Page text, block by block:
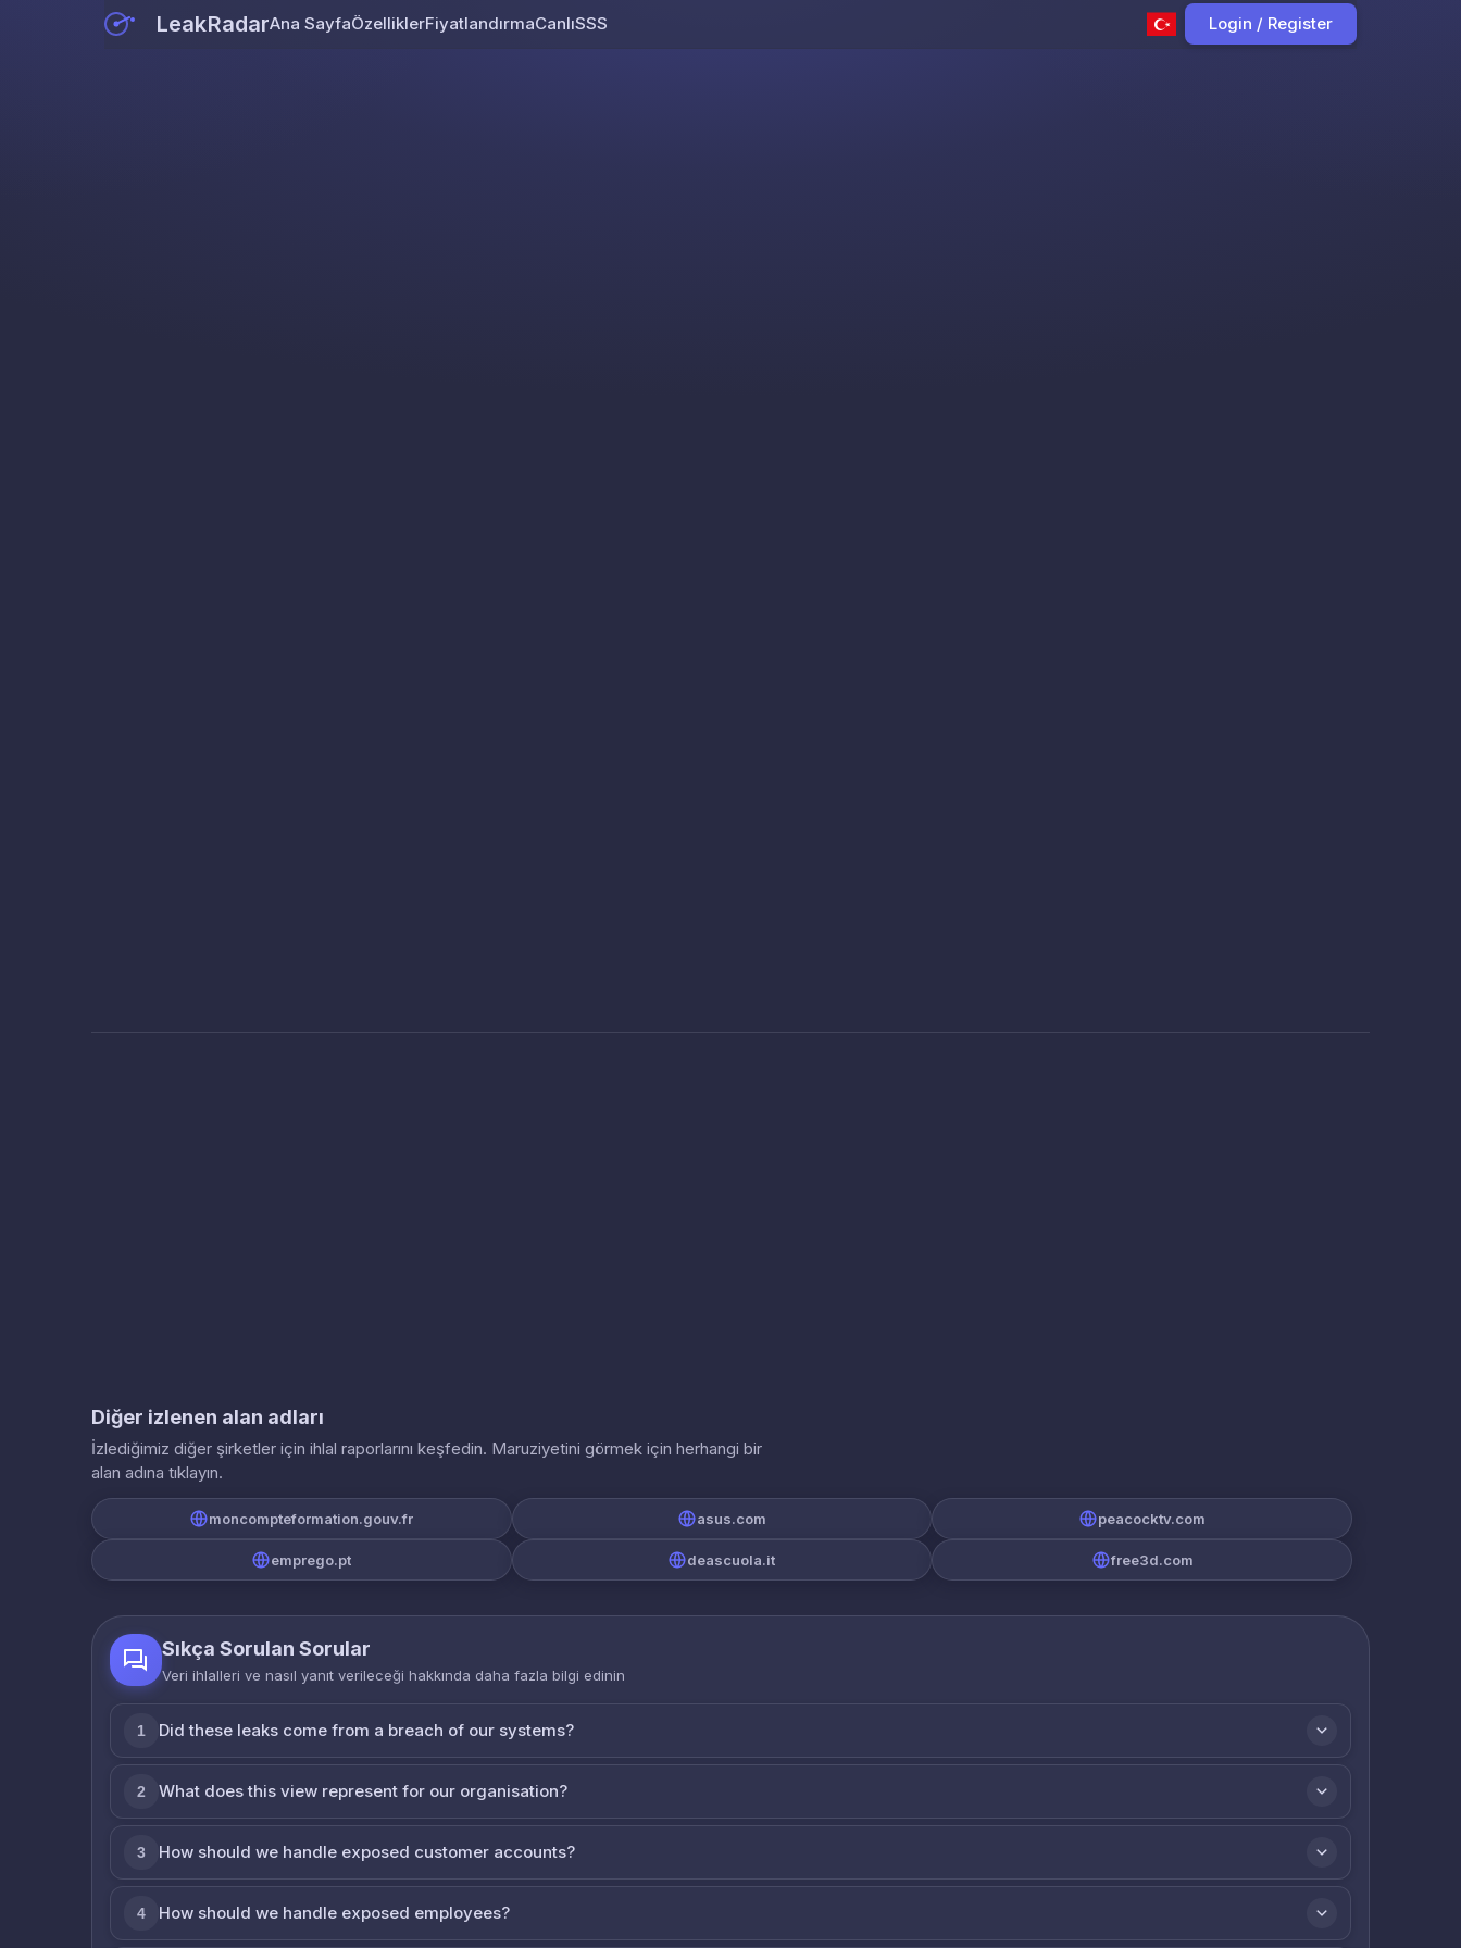
LeakRadarAna SayfaÖzelliklerFiyatlandırmaCanlıSSS Login / Register
Diğer izlenen alan adları
İzlediğimiz diğer şirketler için ihlal raporlarını keşfedin. Maruziyetini görmek için herhangi bir
alan adına tıklayın.
moncompteformation.gouv.fr asus.com peacocktv.com
emprego.pt deascuola.it free3d.com
Sıkça Sorulan Sorular
Veri ihlalleri ve nasıl yanıt verileceği hakkında daha fazla bilgi edinin
1 Did these leaks come from a breach of our systems?
2 What does this view represent for our organisation?
3 How should we handle exposed customer accounts?
4 How should we handle exposed employees?